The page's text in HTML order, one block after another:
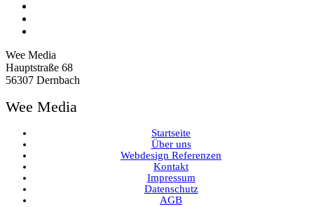
Wee Media
Hauptstraße 68
56307 Dernbach
Wee Media
Startseite
Über uns
Webdesign Referenzen
Kontakt
Impressum
Datenschutz
AGB